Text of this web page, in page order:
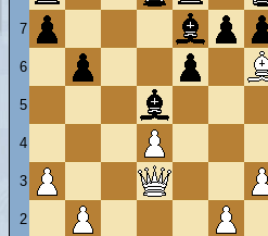
7
6
5
4
3
2